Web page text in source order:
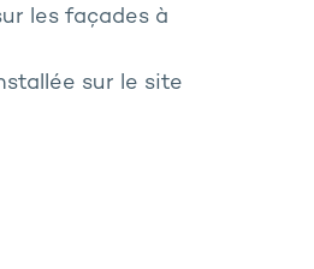
les façades à
sur le site